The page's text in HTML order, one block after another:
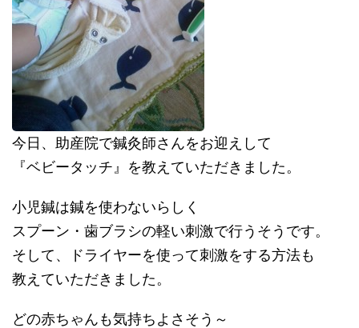
今日、助産院で鍼灸師さんをお迎えして
『ベビータッチ』を教えていただきました。
小児鍼は鍼を使わないらしく
スプーン・歯ブラシの軽い刺激で行うそうです。
そして、ドライヤーを使って刺激をする方法も
教えていただきました。
どの赤ちゃんも気持ちよさそう～